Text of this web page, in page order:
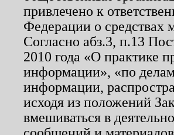
привлечено к
Федерации о средствах
Согласно абз.3, п.13
2010 года «О практике
информации», «по
информации,
исходя из положений
вмешиваться в